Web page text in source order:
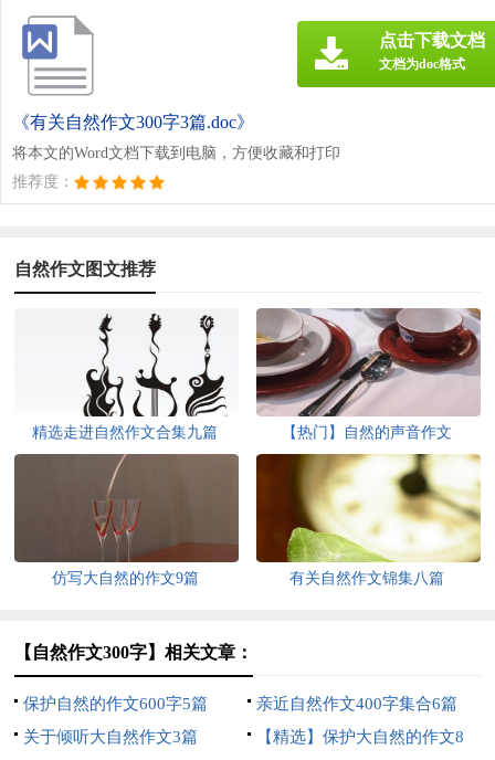
《有关自然作文300字3篇.doc》
将本文的Word文档下载到电脑，方便收藏和打印
推荐度：
点击下载文档
文档为doc格式
自然作文图文推荐
精选走进自然作文合集九篇 【热门】自然的声音作文
仿写大自然的作文9篇 有关自然作文锦集八篇
【自然作文300字】相关文章：
保护自然的作文600字5篇
亲近自然作文400字集合6篇
关于倾听大自然作文3篇
【精选】保护大自然的作文8